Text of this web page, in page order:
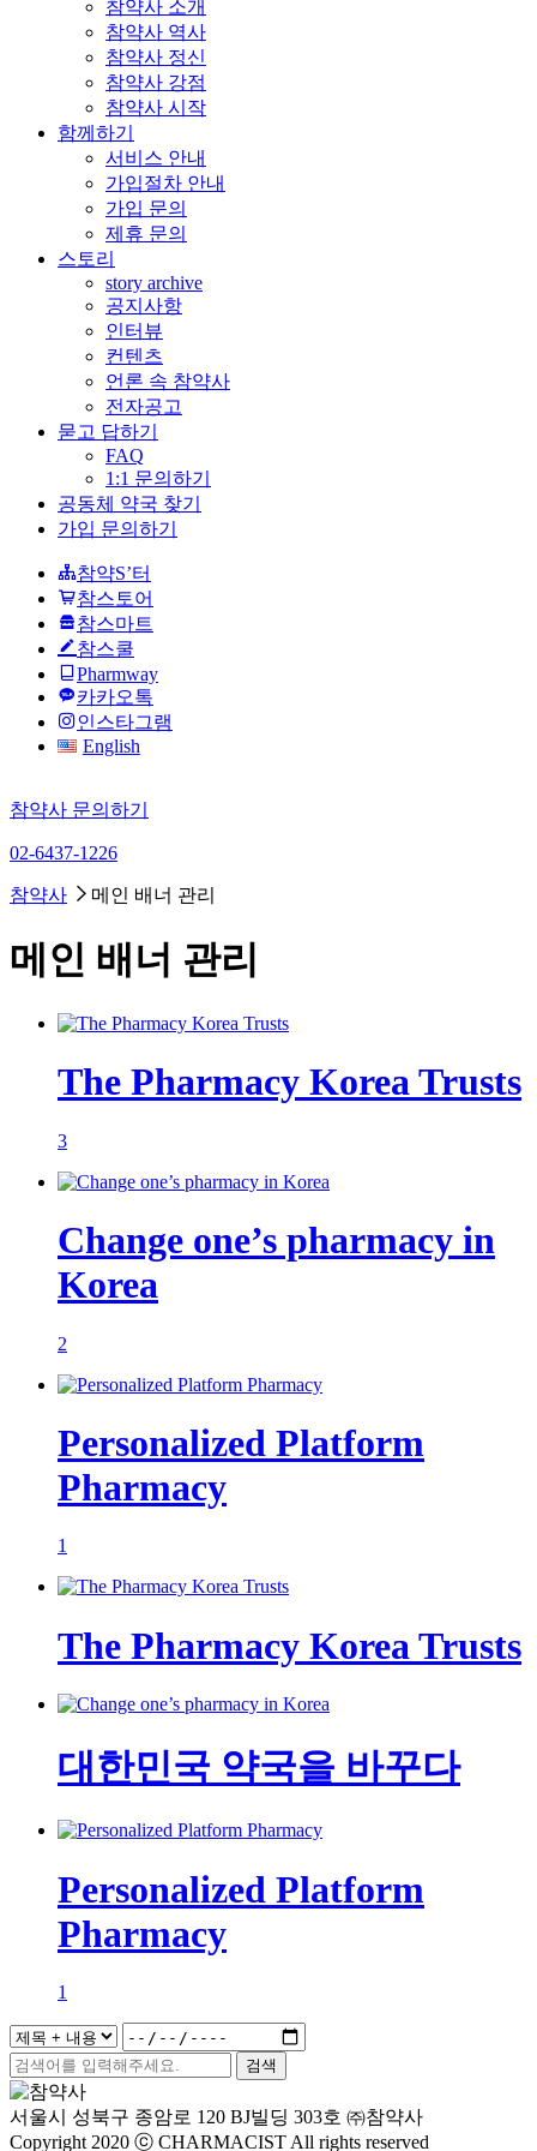
참약사 소개
참약사 역사
참약사 정신
참약사 강점
참약사 시작
함께하기
서비스 안내
가입절차 안내
가입 문의
제휴 문의
스토리
story archive
공지사항
인터뷰
컨텐츠
언론 속 참약사
전자공고
묻고 답하기
FAQ
1:1 문의하기
공동체 약국 찾기
가입 문의하기
참약S’터
참스토어
참스마트
참스쿨
Pharmway
카카오톡
인스타그램
English
참약사 문의하기
02-6437-1226
참약사 메인 배너 관리
메인 배너 관리
The Pharmacy Korea Trusts
3
Change one’s pharmacy in
Korea
2
Personalized Platform
Pharmacy
1
The Pharmacy Korea Trusts
대한민국 약국을 바꾸다
Personalized Platform
Pharmacy
1
서울시 성북구 종암로 120 BJ빌딩 303호 ㈜참약사
Copyright 2020 ⓒ CHARMACIST All rights reserved